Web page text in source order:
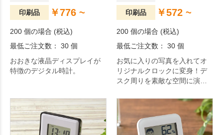
印刷品 ￥776 ~
200 個の場合 (税込)
最低ご注文数： 30 個
おおきな液晶ディスプレイが
特徴のデジタル時計。
印刷品 ￥572 ~
200 個の場合 (税込)
最低ご注文数： 30 個
お気に入りの写真を入れてオ
リジナルクロックに変身！デ
スク周りを素敵な空間に演出